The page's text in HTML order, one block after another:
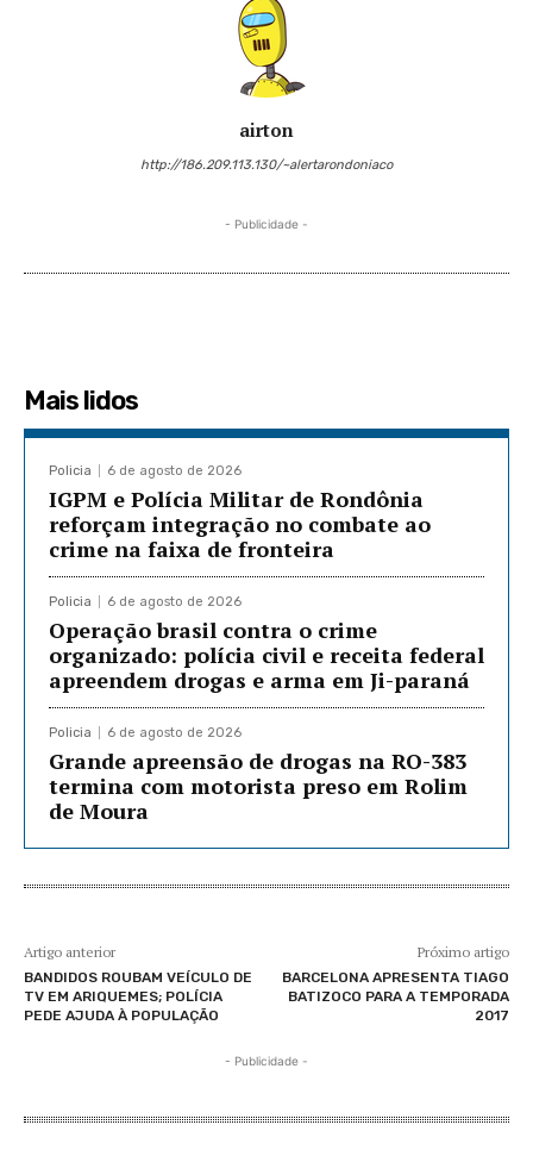
airton
http://186.209.113.130/~alertarondoniaco
- Publicidade -
Mais lidos
Policia 6 de agosto de 2026
IGPM e Polícia Militar de Rondônia
reforçam integração no combate ao
crime na faixa de fronteira
Policia 6 de agosto de 2026
Operação brasil contra o crime
organizado: polícia civil e receita federal
apreendem drogas e arma em Ji-paraná
Policia 6 de agosto de 2026
Grande apreensão de drogas na RO-383
termina com motorista preso em Rolim
de Moura
Artigo anterior
BANDIDOS ROUBAM VEÍCULO DE
TV EM ARIQUEMES; POLÍCIA
PEDE AJUDA À POPULAÇÃO
Próximo artigo
BARCELONA APRESENTA TIAGO
BATIZOCO PARA A TEMPORADA
2017
- Publicidade -